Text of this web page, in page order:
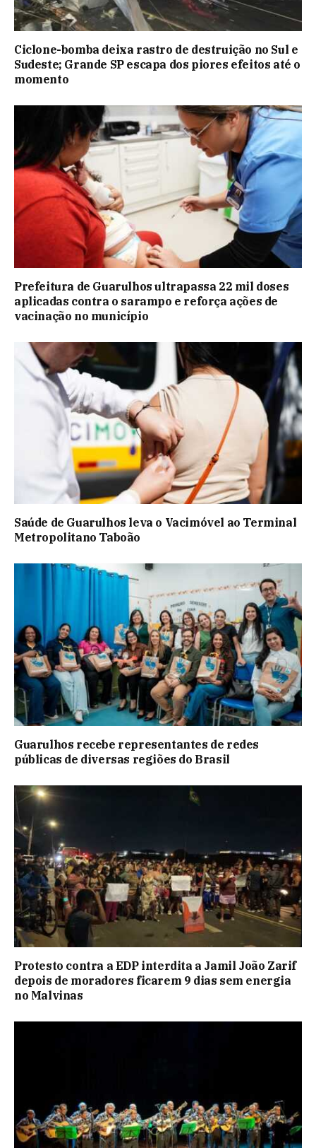
Ciclone-bomba deixa rastro de destruição no Sul e
Sudeste; Grande SP escapa dos piores efeitos até o
momento
Prefeitura de Guarulhos ultrapassa 22 mil doses
aplicadas contra o sarampo e reforça ações de
vacinação no município
Saúde de Guarulhos leva o Vacimóvel ao Terminal
Metropolitano Taboão
Guarulhos recebe representantes de redes
públicas de diversas regiões do Brasil
Protesto contra a EDP interdita a Jamil João Zarif
depois de moradores ficarem 9 dias sem energia
no Malvinas